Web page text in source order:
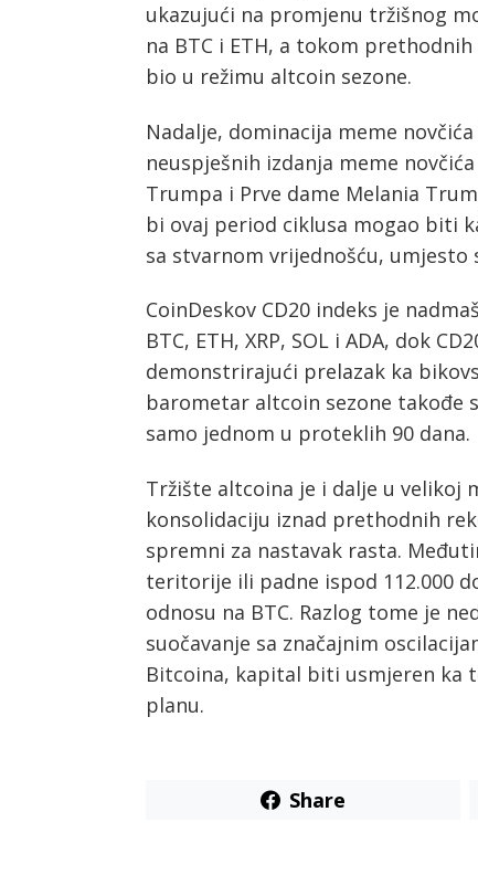
ukazujući na promjenu tržišnog
na BTC i ETH, a tokom
bio u režimu altcoin sezone.
Nadalje, dominacija meme
neuspješnih izdanja meme
Trumpa i Prve dame Melania
bi ovaj period ciklusa mogao biti
sa stvarnom vrijednošću,
CoinDeskov CD20 indeks je
BTC, ETH, XRP, SOL i ADA, dok
demonstrirajući prelazak ka
barometar altcoin sezone takođe
samo jednom u proteklih 90 dana.
Tržište altcoina je i dalje u velikoj
konsolidaciju iznad prethodnih
spremni za nastavak rasta.
teritorije ili padne ispod 112.000
odnosu na BTC. Razlog tome je
suočavanje sa značajnim
Bitcoina, kapital biti usmjeren ka
planu.
Share